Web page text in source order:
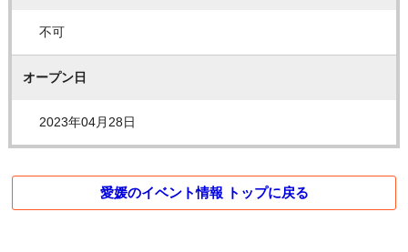
不可
オープン日
2023年04月28日
愛媛のイベント情報 トップに戻る